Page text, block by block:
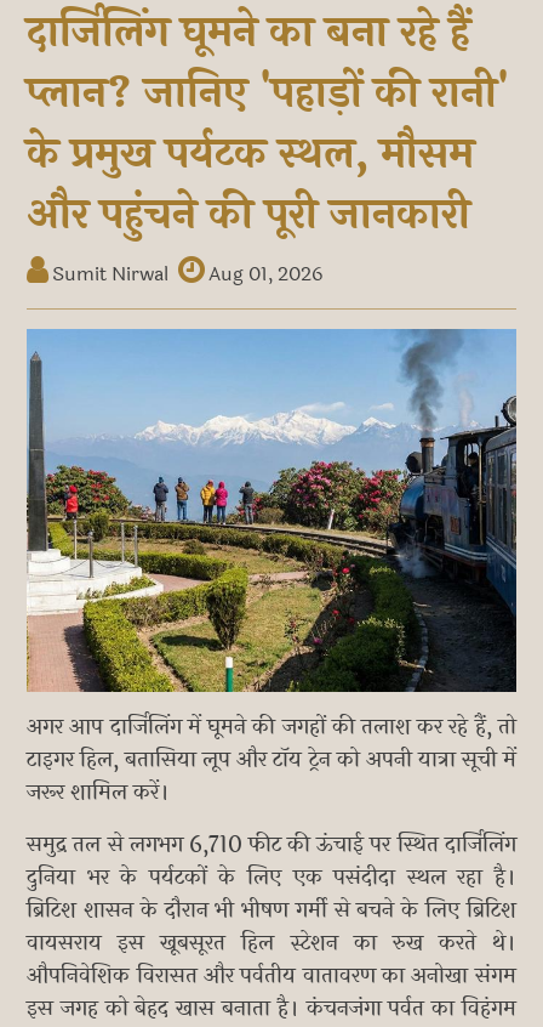
दार्जिलिंग घूमने का बना रहे हैं
प्लान? जानिए 'पहाड़ों की रानी'
के प्रमुख पर्यटक स्थल, मौसम
और पहुंचने की पूरी जानकारी
Sumit Nirwal Aug 01, 2026
अगर आप दार्जिलिंग में घूमने की जगहों की तलाश कर रहे हैं, तो
टाइगर हिल, बतासिया लूप और टॉय ट्रेन को अपनी यात्रा सूची में
जरूर शामिल करें।
समुद्र तल से लगभग 6,710 फीट की ऊंचाई पर स्थित दार्जिलिंग
दुनिया भर के पर्यटकों के लिए एक पसंदीदा स्थल रहा है।
ब्रिटिश शासन के दौरान भी भीषण गर्मी से बचने के लिए ब्रिटिश
वायसराय इस खूबसूरत हिल स्टेशन का रुख करते थे।
औपनिवेशिक विरासत और पर्वतीय वातावरण का अनोखा संगम
इस जगह को बेहद खास बनाता है। कंचनजंगा पर्वत का विहंगम